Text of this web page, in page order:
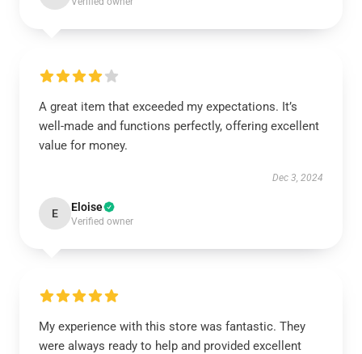
A great item that exceeded my expectations. It’s
well-made and functions perfectly, offering excellent
value for money.
Dec 3, 2024
E Eloise
Verified owner
My experience with this store was fantastic. They
were always ready to help and provided excellent